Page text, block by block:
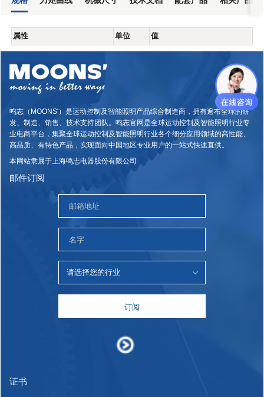
属性 单位 值
鸣志（MOONS'）是运动控制及智能照明产品综合制造商，拥有遍布全球的研
发、制造、销售、技术支持团队。鸣志官网是全球运动控制及智能照明行业专
业电商平台，集聚全球运动控制及智能照明行业各个细分应用领域的高性能、
高品质、有特色产品，实现面向中国地区专业用户的一站式快速直供。
本网站隶属于上海鸣志电器股份有限公司
邮件订阅
订阅
证书